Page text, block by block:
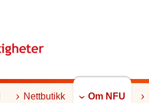
Nettbutikk Om NFU